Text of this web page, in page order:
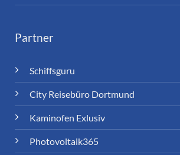
Partner
Schiffsguru
City Reisebüro Dortmund
Kaminofen Exlusiv
Photovoltaik365